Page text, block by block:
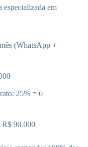
especializada em
(WhatsApp +
25% = 6
R$ 90.000